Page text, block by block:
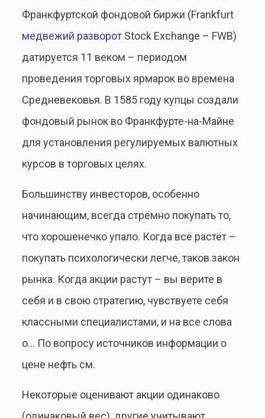
Франкфуртской фондовой биржи (Frankfurt
медвежий разворотStock Exchange – FWB)
датируется 11 веком – периодом
проведения торговых ярмарок во времена
Средневековья. В 1585 году купцы создали
фондовый рынок во Франкфурте-на-Майне
для установления регулируемых валютных
курсов в торговых целях.
Большинству инвесторов, особенно
начинающим, всегда стрёмно покупать то,
что хорошенечко упало. Когда всё растёт –
покупать психологически легче, таков закон
рынка. Когда акции растут – вы верите в
себя и в свою стратегию, чувствуете себя
классными специалистами, и на все слова
о… По вопросу источников информации о
цене нефть см.
Некоторые оценивают акции одинаково